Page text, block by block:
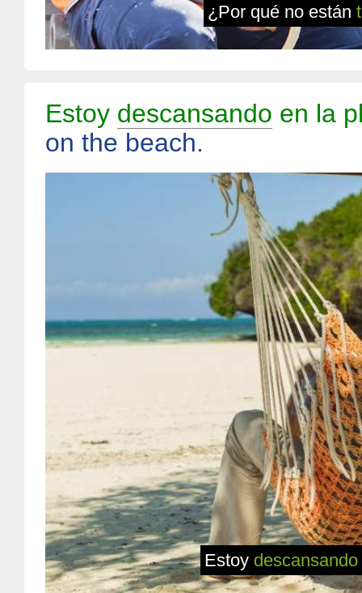
¿Por qué no están
Estoy descansando en la
on the beach.
Estoy descansando